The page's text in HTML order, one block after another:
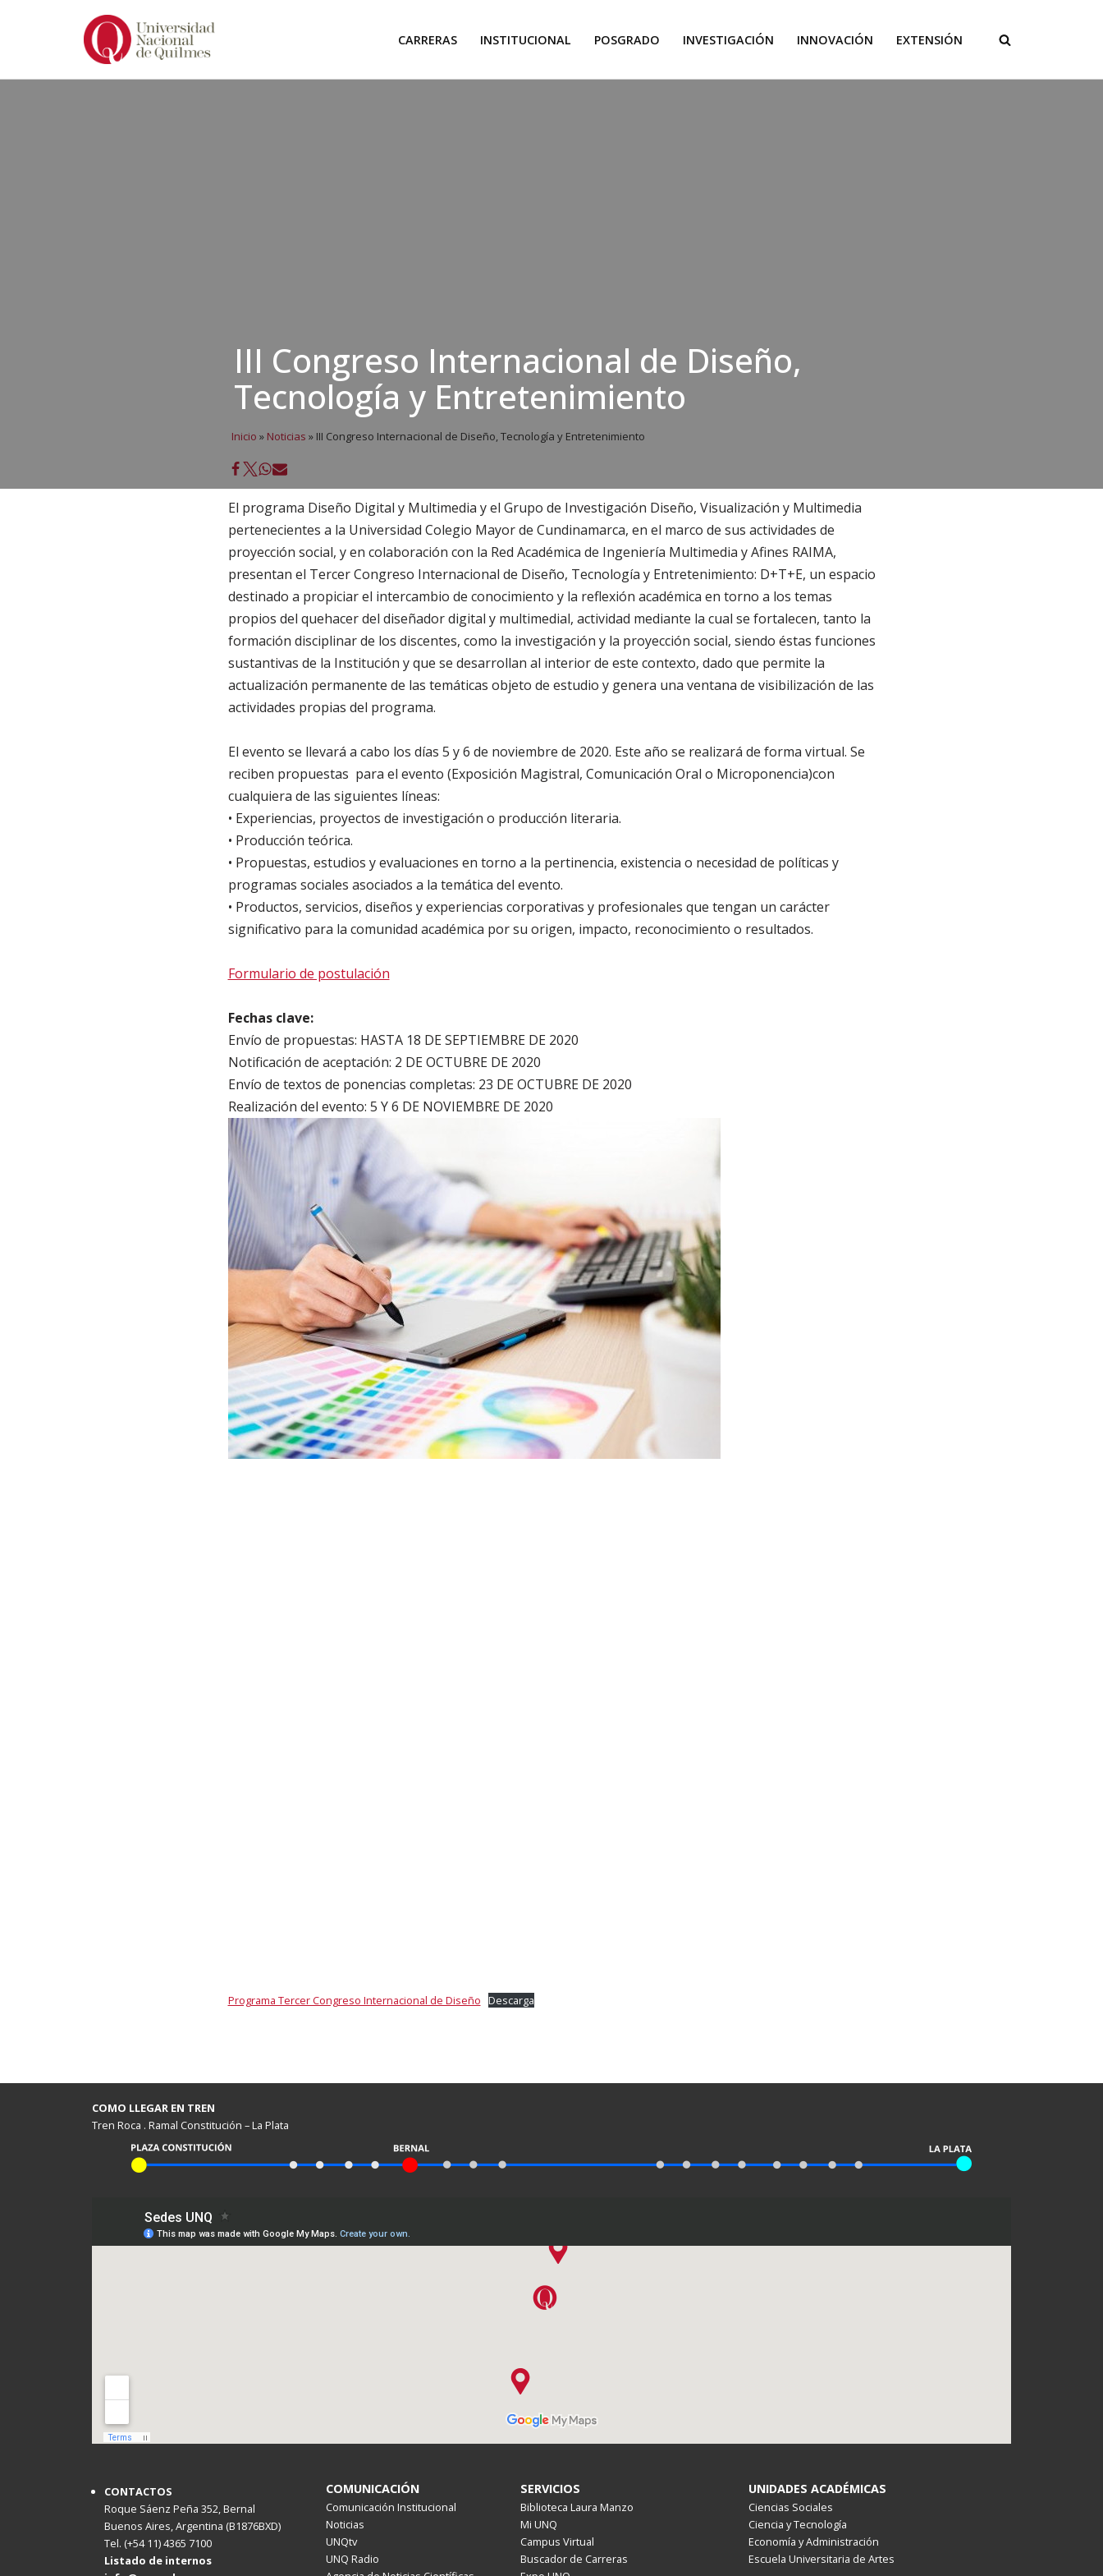
CARRERAS INSTITUCIONAL POSGRADO INVESTIGACIÓN INNOVACIÓN EXTENSIÓN
III Congreso Internacional de Diseño,
Tecnología y Entretenimiento
Inicio » Noticias » III Congreso Internacional de Diseño, Tecnología y Entretenimiento
El programa Diseño Digital y Multimedia y el Grupo de Investigación Diseño, Visualización y Multimedia
pertenecientes a la Universidad Colegio Mayor de Cundinamarca, en el marco de sus actividades de
proyección social, y en colaboración con la Red Académica de Ingeniería Multimedia y Afines RAIMA,
presentan el Tercer Congreso Internacional de Diseño, Tecnología y Entretenimiento: D+T+E, un espacio
destinado a propiciar el intercambio de conocimiento y la reflexión académica en torno a los temas
propios del quehacer del diseñador digital y multimedial, actividad mediante la cual se fortalecen, tanto la
formación disciplinar de los discentes, como la investigación y la proyección social, siendo éstas funciones
sustantivas de la Institución y que se desarrollan al interior de este contexto, dado que permite la
actualización permanente de las temáticas objeto de estudio y genera una ventana de visibilización de las
actividades propias del programa.
El evento se llevará a cabo los días 5 y 6 de noviembre de 2020. Este año se realizará de forma virtual. Se
reciben propuestas para el evento (Exposición Magistral, Comunicación Oral o Microponencia)con
cualquiera de las siguientes líneas:
• Experiencias, proyectos de investigación o producción literaria.
• Producción teórica.
• Propuestas, estudios y evaluaciones en torno a la pertinencia, existencia o necesidad de políticas y
programas sociales asociados a la temática del evento.
• Productos, servicios, diseños y experiencias corporativas y profesionales que tengan un carácter
significativo para la comunidad académica por su origen, impacto, reconocimiento o resultados.
Formulario de postulación
Fechas clave:
Envío de propuestas: HASTA 18 DE SEPTIEMBRE DE 2020
Notificación de aceptación: 2 DE OCTUBRE DE 2020
Envío de textos de ponencias completas: 23 DE OCTUBRE DE 2020
Realización del evento: 5 Y 6 DE NOVIEMBRE DE 2020
Programa Tercer Congreso Internacional de Diseño Descarga
COMO LLEGAR EN TREN
Tren Roca . Ramal Constitución – La Plata
CONTACTOS
Roque Sáenz Peña 352, Bernal
Buenos Aires, Argentina (B1876BXD)
Tel. (+54 11) 4365 7100
Listado de internos
COMUNICACIÓN
Comunicación Institucional
Noticias
UNQtv
UNQ Radio
SERVICIOS
Biblioteca Laura Manzo
Mi UNQ
Campus Virtual
Buscador de Carreras
UNIDADES ACADÉMICAS
Ciencias Sociales
Ciencia y Tecnología
Economía y Administración
Escuela Universitaria de Artes